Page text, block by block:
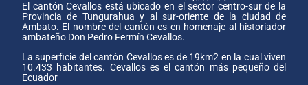
El cantón Cevallos está ubicado en el sector centro-sur de la
Provincia de Tungurahua y al sur-oriente de la ciudad de
Ambato. El nombre del cantón es en homenaje al historiador
ambateño Don Pedro Fermín Cevallos.
La superficie del cantón Cevallos es de 19km2 en la cual viven
10.433 habitantes. Cevallos es el cantón más pequeño del
Ecuador